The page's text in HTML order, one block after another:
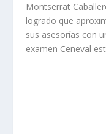
Montserrat
logrado que
sus asesorías con
examen Ceneval